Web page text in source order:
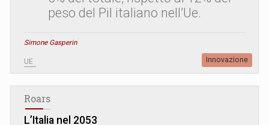
peso del Pil italiano nell’Ue.
Simone Gasperin
UE Innovazione
Roars
L’Italia nel 2053